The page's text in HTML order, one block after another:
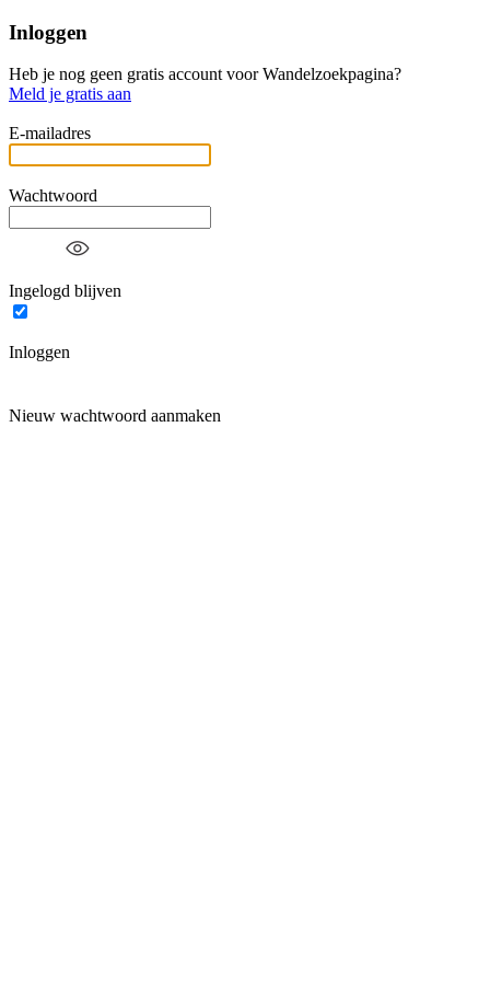
Inloggen
Heb je nog geen gratis account voor Wandelzoekpagina?
Meld je gratis aan
E-mailadres
Wachtwoord
Ingelogd blijven
Inloggen
Nieuw wachtwoord aanmaken